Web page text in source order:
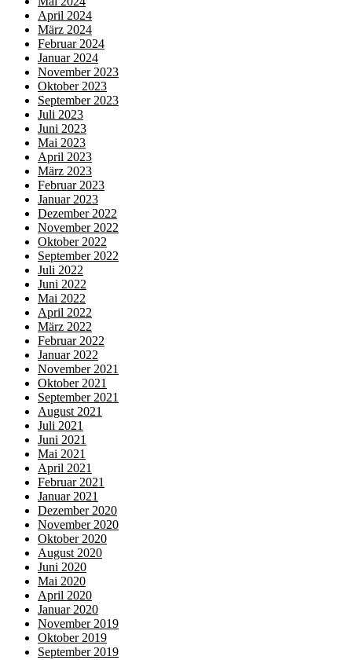
April 2024
März 2024
Februar 2024
Januar 2024
November 2023
Oktober 2023
September 2023
Juli 2023
Juni 2023
Mai 2023
April 2023
März 2023
Februar 2023
Januar 2023
Dezember 2022
November 2022
Oktober 2022
September 2022
Juli 2022
Juni 2022
Mai 2022
April 2022
März 2022
Februar 2022
Januar 2022
November 2021
Oktober 2021
September 2021
August 2021
Juli 2021
Juni 2021
Mai 2021
April 2021
Februar 2021
Januar 2021
Dezember 2020
November 2020
Oktober 2020
August 2020
Juni 2020
Mai 2020
April 2020
Januar 2020
November 2019
Oktober 2019
September 2019